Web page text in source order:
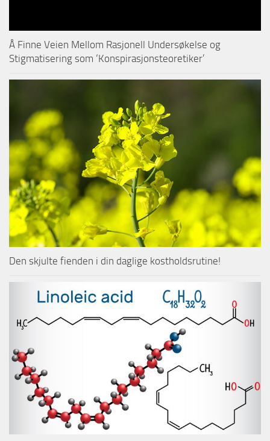
Å Finne Veien Mellom Rasjonell Undersøkelse og
Stigmatisering som ‘Konspirasjonsteoretiker’
Den skjulte fienden i din daglige kostholdsrutine!